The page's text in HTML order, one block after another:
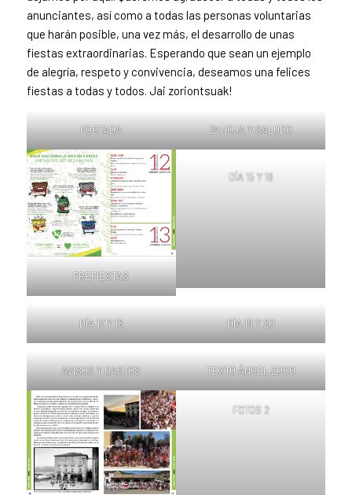
anunciantes, así como a todas las personas voluntarias
que harán posible, una vez más, el desarrollo de unas
fiestas extraordinarias. Esperando que sean un ejemplo
de alegría, respeto y convivencia, deseamos una felices
fiestas a todas y todos. Jai zoriontsuak!
PORTADA 2º HOJA Y SALUDO
PREFIESTAS
DÍA 15 Y 16
DÍA 17 Y 18 DÍA 19 Y 20
AVISOS Y GASTOS TEXTO ÁNGEL ZOCO
FOTOS 2